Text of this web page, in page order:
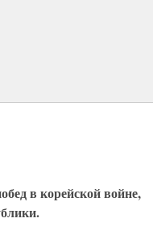
в корейской войне,